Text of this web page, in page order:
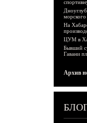
На
ЦУМ в
Бывший
Гавани
Архив